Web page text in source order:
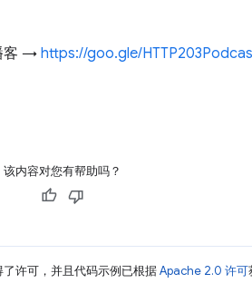
客 → https://goo.gle/
该内容对您有帮助吗？
了许可，并且代码示例已根据Apache 2.0 许可